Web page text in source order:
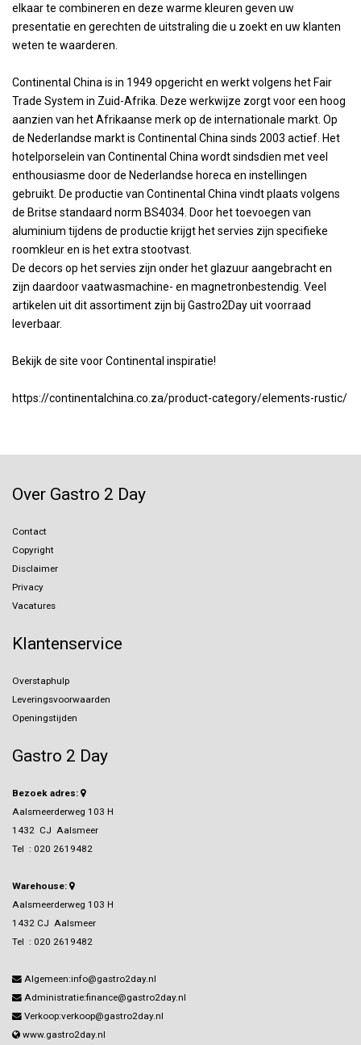
elkaar te combineren en deze warme kleuren geven uw
presentatie en gerechten de uitstraling die u zoekt en uw klanten
weten te waarderen.
Continental China is in 1949 opgericht en werkt volgens het Fair
Trade System in Zuid-Afrika. Deze werkwijze zorgt voor een hoog
aanzien van het Afrikaanse merk op de internationale markt. Op
de Nederlandse markt is Continental China sinds 2003 actief. Het
hotelporselein van Continental China wordt sindsdien met veel
enthousiasme door de Nederlandse horeca en instellingen
gebruikt. De productie van Continental China vindt plaats volgens
de Britse standaard norm BS4034. Door het toevoegen van
aluminium tijdens de productie krijgt het servies zijn specifieke
roomkleur en is het extra stootvast.
De decors op het servies zijn onder het glazuur aangebracht en
zijn daardoor vaatwasmachine- en magnetronbestendig. Veel
artikelen uit dit assortiment zijn bij Gastro2Day uit voorraad
leverbaar.
Bekijk de site voor Continental inspiratie!
https://continentalchina.co.za/product-category/elements-rustic/
Over Gastro 2 Day
Contact
Copyright
Disclaimer
Privacy
Vacatures
Klantenservice
Overstaphulp
Leveringsvoorwaarden
Openingstijden
Gastro 2 Day
Bezoek adres:
Aalsmeerderweg 103 H
1432 CJ Aalsmeer
Tel : 020 2619482
Warehouse:
Aalsmeerderweg 103 H
1432 CJ Aalsmeer
Tel : 020 2619482
Algemeen:info@gastro2day.nl
Administratie:finance@gastro2day.nl
Verkoop:verkoop@gastro2day.nl
www.gastro2day.nl